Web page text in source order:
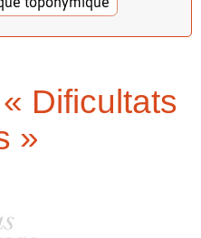
Dificultats
»